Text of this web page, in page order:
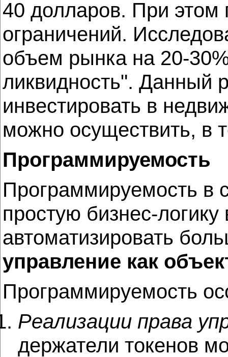
40 долларов. При этом
ограничений.
объем рынка на 20-
ликвидность". Данный
инвестировать в
можно осуществить, в
Программируемость
Программируемость в
простую бизнес-
автоматизировать
управление как
Программируемость
Реализации права
держатели токенов